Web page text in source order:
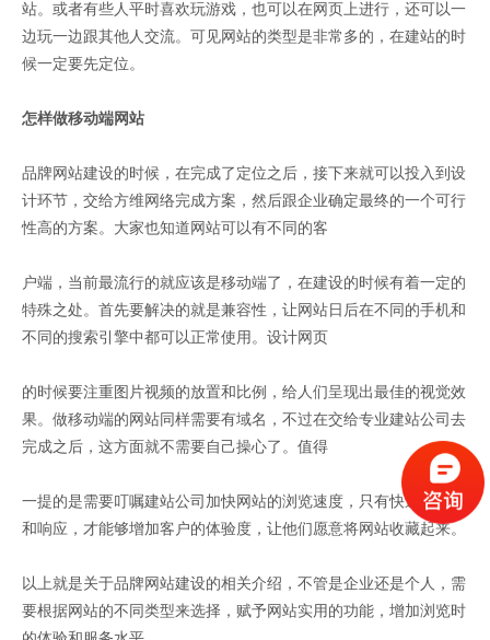
站。或者有些人平时喜欢玩游戏，也可以在网页上进行，还可以一
边玩一边跟其他人交流。可见网站的类型是非常多的，在建站的时
候一定要先定位。
怎样做移动端网站
品牌网站建设的时候，在完成了定位之后，接下来就可以投入到设
计环节，交给方维网络完成方案，然后跟企业确定最终的一个可行
性高的方案。大家也知道网站可以有不同的客
户端，当前最流行的就应该是移动端了，在建设的时候有着一定的
特殊之处。首先要解决的就是兼容性，让网站日后在不同的手机和
不同的搜索引擎中都可以正常使用。设计网页
的时候要注重图片视频的放置和比例，给人们呈现出最佳的视觉效
果。做移动端的网站同样需要有域名，不过在交给专业建站公司去
完成之后，这方面就不需要自己操心了。值得
一提的是需要叮嘱建站公司加快网站的浏览速度，只有快速的打开
和响应，才能够增加客户的体验度，让他们愿意将网站收藏起来。
以上就是关于品牌网站建设的相关介绍，不管是企业还是个人，需
要根据网站的不同类型来选择，赋予网站实用的功能，增加浏览时